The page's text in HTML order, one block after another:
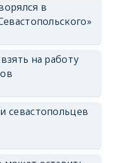
в
на работу
севастопольцев